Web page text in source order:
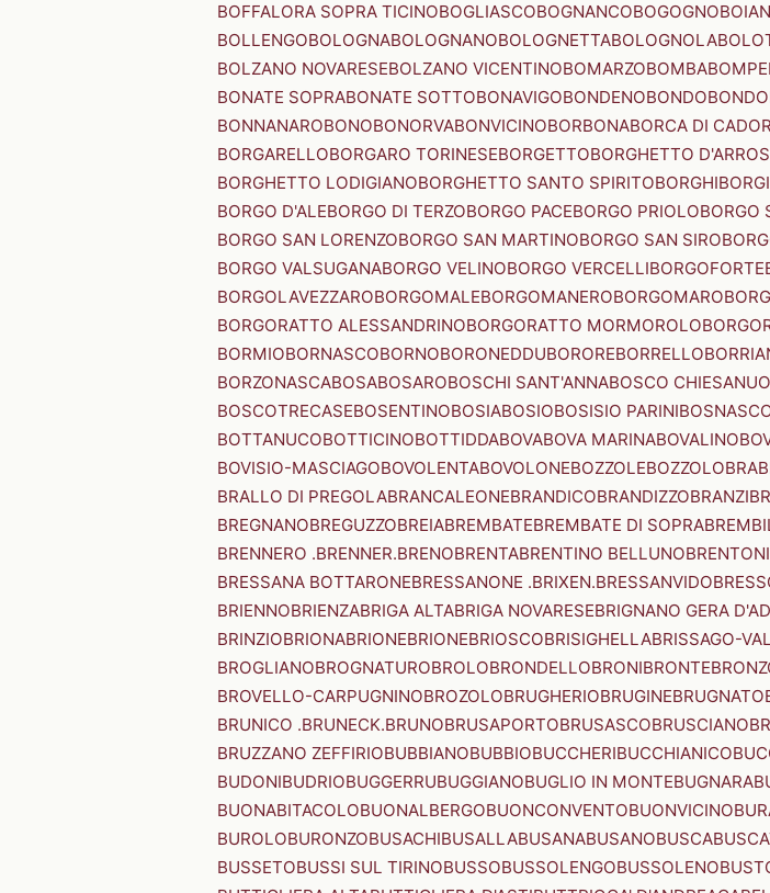
BOFFALORA SOPRA TICINOBOGLIASCOBOGNANCOBOGOGNO
BOLLENGOBOLOGNABOLOGNANOBOLOGNETTABOLOGNOLA
BOLZANO NOVARESEBOLZANO VICENTINOBOMARZOBOMBA
BONATE SOPRABONATE SOTTOBONAVIGOBONDENOBONDO
BONNANAROBONOBONORVABONVICINOBORBONABORCA DI
BORGARELLOBORGARO TORINESEBORGETTOBORGHETTO
BORGHETTO LODIGIANOBORGHETTO SANTO SPIRITOBORGHI
BORGO D'ALEBORGO DI TERZOBORGO PACEBORGO PRIOLOBORGO
BORGO SAN LORENZOBORGO SAN MARTINOBORGO SAN SIRO
BORGO VALSUGANABORGO VELINOBORGO VERCELLIBORGOFORTE
BORGOLAVEZZAROBORGOMALEBORGOMANEROBORGOMARO
BORGORATTO ALESSANDRINOBORGORATTO MORMOROLO
BORMIOBORNASCOBORNOBORONEDDUBOROREBORRELLO
BORZONASCABOSABOSAROBOSCHI SANT'ANNABOSCO
BOSCOTRECASEBOSENTINOBOSIABOSIOBOSISIO PARINI
BOTTANUCOBOTTICINOBOTTIDDABOVABOVA MARINABOVALINO
BOVISIO-MASCIAGOBOVOLENTABOVOLONEBOZZOLEBOZZOLOBRA
BRALLO DI PREGOLABRANCALEONEBRANDICOBRANDIZZOBRANZI
BREGNANOBREGUZZOBREIABREMBATEBREMBATE DI SOPRA
BRENNERO .BRENNER.BRENOBRENTABRENTINO BELLUNO
BRESSANA BOTTARONEBRESSANONE .BRIXEN.BRESSANVIDO
BRIENNOBRIENZABRIGA ALTABRIGA NOVARESEBRIGNANO GERA
BRINZIOBRIONABRIONEBRIONEBRIOSCOBRISIGHELLABRISSAGO-
BROGLIANOBROGNATUROBROLOBRONDELLOBRONIBRONTE
BROVELLO-CARPUGNINOBROZOLOBRUGHERIOBRUGINEBRUGNATO
BRUNICO .BRUNECK.BRUNOBRUSAPORTOBRUSASCOBRUSCIANO
BRUZZANO ZEFFIRIOBUBBIANOBUBBIOBUCCHERIBUCCHIANICO
BUDONIBUDRIOBUGGERRUBUGGIANOBUGLIO IN MONTEBUGNARA
BUONABITACOLOBUONALBERGOBUONCONVENTOBUONVICINO
BUROLOBURONZOBUSACHIBUSALLABUSANABUSANOBUSCA
BUSSETOBUSSI SUL TIRINOBUSSOBUSSOLENGOBUSSOLENO